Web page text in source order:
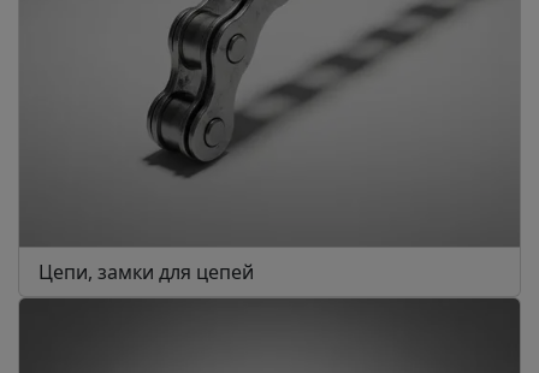
Цепи, замки для цепей